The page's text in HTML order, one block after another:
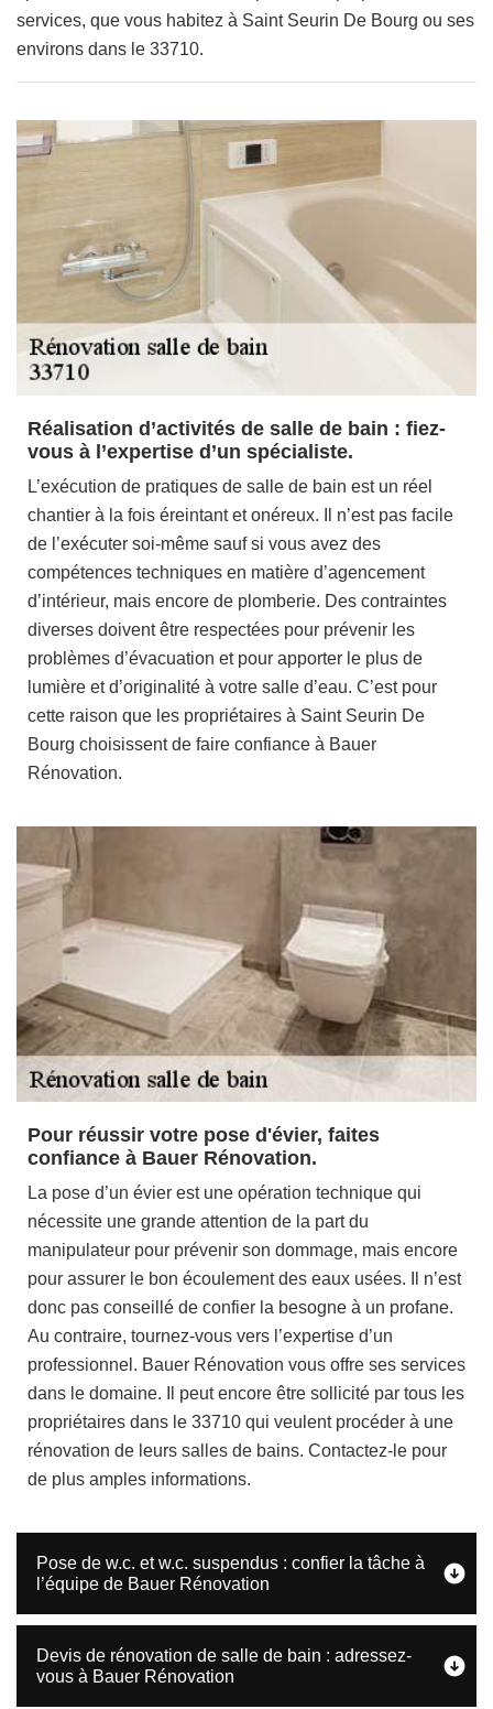
services, que vous habitez à Saint Seurin De Bourg ou ses
environs dans le 33710.
Réalisation d’activités de salle de bain : fiez-
vous à l’expertise d’un spécialiste.
L’exécution de pratiques de salle de bain est un réel
chantier à la fois éreintant et onéreux. Il n’est pas facile
de l’exécuter soi-même sauf si vous avez des
compétences techniques en matière d’agencement
d’intérieur, mais encore de plomberie. Des contraintes
diverses doivent être respectées pour prévenir les
problèmes d’évacuation et pour apporter le plus de
lumière et d’originalité à votre salle d’eau. C’est pour
cette raison que les propriétaires à Saint Seurin De
Bourg choisissent de faire confiance à Bauer
Rénovation.
Pour réussir votre pose d'évier, faites
confiance à Bauer Rénovation.
La pose d’un évier est une opération technique qui
nécessite une grande attention de la part du
manipulateur pour prévenir son dommage, mais encore
pour assurer le bon écoulement des eaux usées. Il n’est
donc pas conseillé de confier la besogne à un profane.
Au contraire, tournez-vous vers l’expertise d’un
professionnel. Bauer Rénovation vous offre ses services
dans le domaine. Il peut encore être sollicité par tous les
propriétaires dans le 33710 qui veulent procéder à une
rénovation de leurs salles de bains. Contactez-le pour
de plus amples informations.
Pose de w.c. et w.c. suspendus : confier la tâche à
l’équipe de Bauer Rénovation
Devis de rénovation de salle de bain : adressez-
vous à Bauer Rénovation